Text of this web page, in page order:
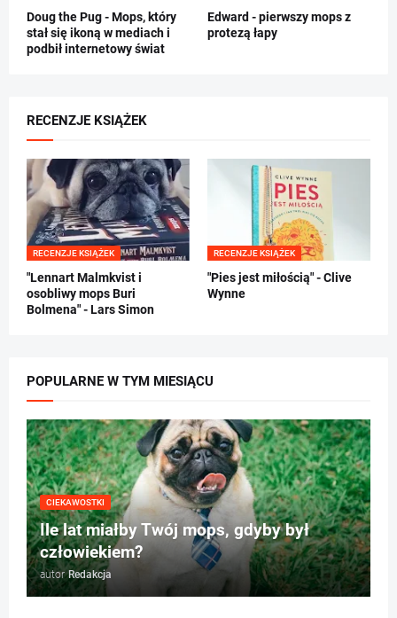
Doug the Pug - Mops, który
stał się ikoną w mediach i
podbił internetowy świat
Edward - pierwszy mops z
protezą łapy
RECENZJE KSIĄŻEK
RECENZJE KSIĄŻEK
"Lennart Malmkvist i
osobliwy mops Buri
Bolmena" - Lars Simon
RECENZJE KSIĄŻEK
"Pies jest miłością" - Clive
Wynne
POPULARNE W TYM MIESIĄCU
CIEKAWOSTKI
Ile lat miałby Twój mops, gdyby był
człowiekiem?
autor Redakcja